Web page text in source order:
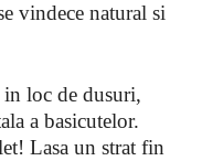
vindece natural si
loc de dusuri,
a basicutelor.
Lasa un strat fin